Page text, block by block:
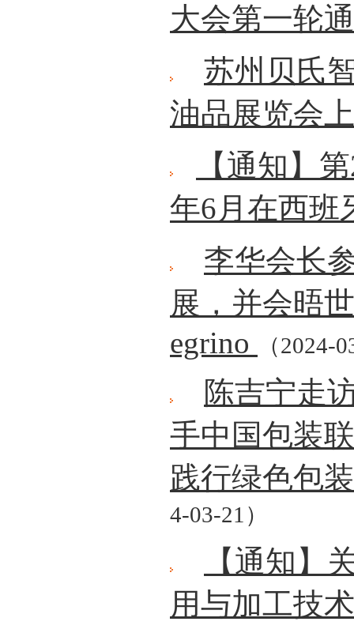
大会第一轮
苏州贝氏
油品展览会
【通知】
年6月在西班
李华会长
展，并会晤
egrino
（2024-
陈吉宁走
手中国包装
践行绿色包
4-03-21）
【通知】
用与加工技